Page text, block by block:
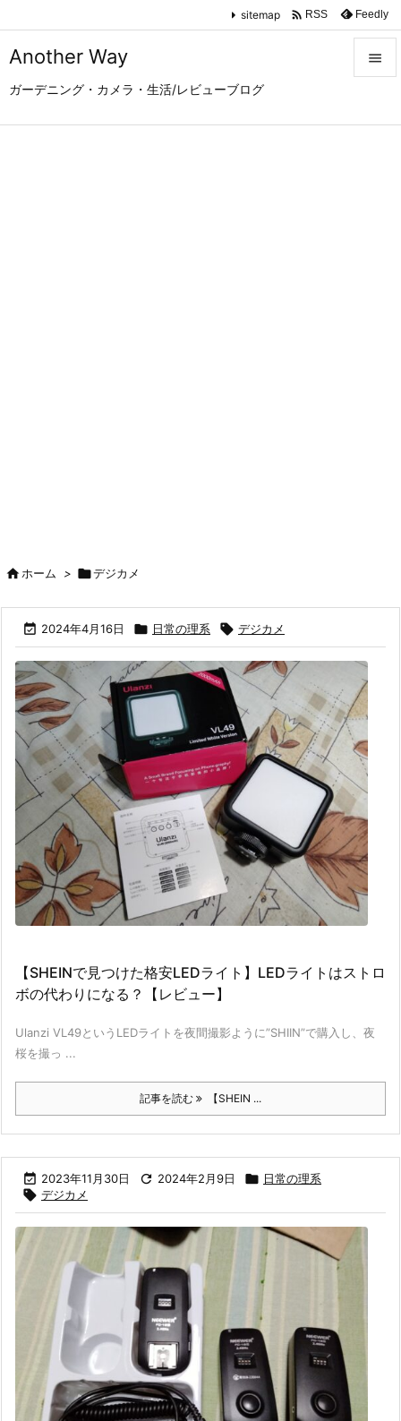
Another Way
ガーデニング・カメラ・生活/レビューブログ

sitemap  RSS Feedly
ホーム > デジカメ
 2024年4月16日  日常の理系  デジカメ
【SHEINで見つけた格安LEDライト】LEDライトはストロ
ボの代わりになる？【レビュー】
Ulanzi VL49というLEDライトを夜間撮影ように”SHIIN”で購入し、夜
桜を撮っ ...
記事を読む 【SHEIN ...
 2023年11月30日  2024年2月9日  日常の理系
 デジカメ